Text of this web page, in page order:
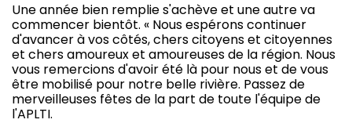
Une année bien remplie s'achève et une autre va
commencer bientôt. « Nous espérons continuer
d'avancer à vos côtés, chers citoyens et citoyennes
et chers amoureux et amoureuses de la région. Nous
vous remercions d'avoir été là pour nous et de vous
être mobilisé pour notre belle rivière. Passez de
merveilleuses fêtes de la part de toute l'équipe de
l'APLTI.